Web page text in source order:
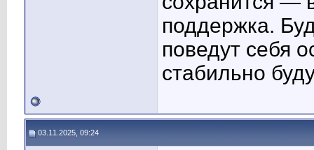
поддержка.
поведут себя
стабильно
03.11.2025, 09:24